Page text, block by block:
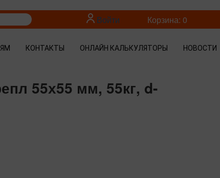
Войти Корзина: 0
КОНТАКТЫ ОНЛАЙН КАЛЬКУЛЯТОРЫ НОВОСТИ
55х55 мм, 55кг, d-